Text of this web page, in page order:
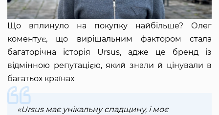
Що вплинуло на покупку найбільше? Олег
коментує, що вирішальним фактором стала
багаторічна історія Ursus, адже це бренд із
відмінною репутацією, який знали й цінували в
багатьох країнах
«Ursus має унікальну спадщину, і моє